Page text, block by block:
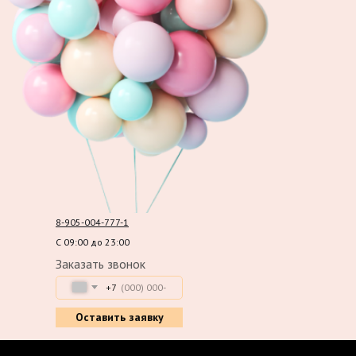
8-905-004-777-1
С 09:00 до 23:00
Заказать звонок
+7
Оставить заявку